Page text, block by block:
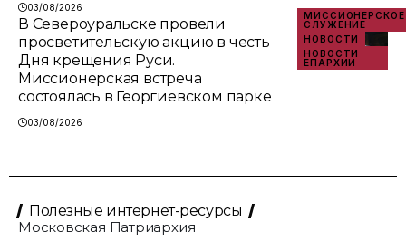
03/08/2026
МИССИОНЕРСКОЕ
СЛУЖЕНИЕ
НОВОСТИ
НОВОСТИ
ЕПАРХИИ
В Североуральске провели
просветительскую акцию в честь
Дня крещения Руси.
Миссионерская встреча
состоялась в Георгиевском парке
03/08/2026
Полезные интернет-ресурсы
Московская Патриархия